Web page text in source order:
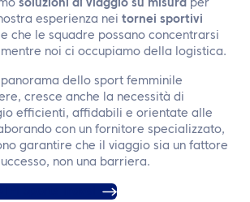
soluzioni di viaggio su misura per
esperienza nei tornei sportivi
che le squadre possano concentrarsi
noi ci occupiamo della logistica.
panorama dello sport femminile
cresce anche la necessità di
efficienti, affidabili e orientate alle
con un fornitore specializzato,
garantire che il viaggio sia un fattore
non una barriera.